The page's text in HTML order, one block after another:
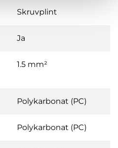
Skruvplint
Ja
1.5 mm²
Polykarbonat (PC)
Polykarbonat (PC)